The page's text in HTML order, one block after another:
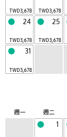
TWD3,678 TWD3,678
24
TWD3,678
25
TWD3,678
31
TWD3,678
週一 週二
1
地區
北海道 | 東北
近畿